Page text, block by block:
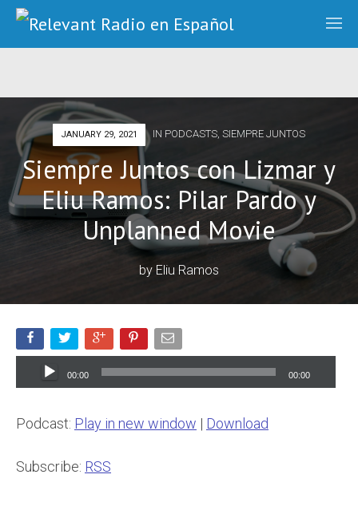
JANUARY 29, 2021 IN PODCASTS, SIEMPRE JUNTOS
Siempre Juntos con Lizmar y
Eliu Ramos: Pilar Pardo y
Unplanned Movie
by Eliu Ramos
Audio
Player
00:00 00:00
Podcast: Play in new window | Download
Subscribe: RSS